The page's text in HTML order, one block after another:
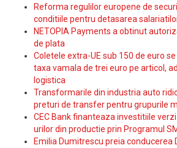
Reforma regulilor europene de
conditiile pentru detasarea
NETOPIA Payments a obtinut
de plata
Coletele extra-UE sub 150 de euro
taxa vamala de trei euro pe articol,
logistica
Transformarile din industria auto
preturi de transfer pentru grupurile
CEC Bank finanteaza investitiile
urilor din productie prin Programul
Emilia Dumitrescu preia conducerea